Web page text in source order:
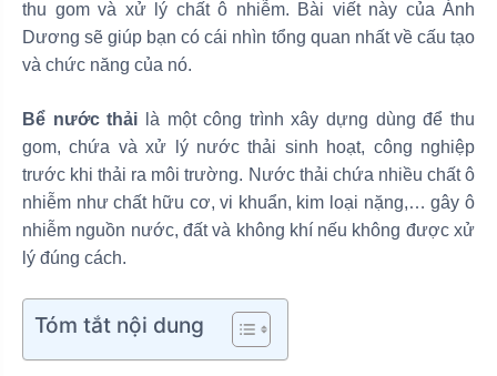
thu gom và xử lý chất ô nhiễm. Bài viết này của Ánh
Dương sẽ giúp bạn có cái nhìn tổng quan nhất về cấu tạo
và chức năng của nó.
Bể nước thải là một công trình xây dựng dùng để thu
gom, chứa và xử lý nước thải sinh hoạt, công nghiệp
trước khi thải ra môi trường. Nước thải chứa nhiều chất ô
nhiễm như chất hữu cơ, vi khuẩn, kim loại nặng,… gây ô
nhiễm nguồn nước, đất và không khí nếu không được xử
lý đúng cách.
Tóm tắt nội dung